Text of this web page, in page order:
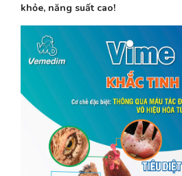
khỏe, năng suất cao!